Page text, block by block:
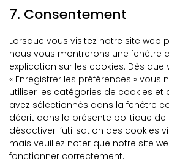
7. Consentement
Lorsque vous visitez notre site web
nous vous montrerons une fenêtre
explication sur les cookies. Dès que
« Enregistrer les préférences » vous
utiliser les catégories de cookies et
avez sélectionnés dans la fenêtre
décrit dans la présente politique de
désactiver l’utilisation des cookies
mais veuillez noter que notre site
fonctionner correctement.